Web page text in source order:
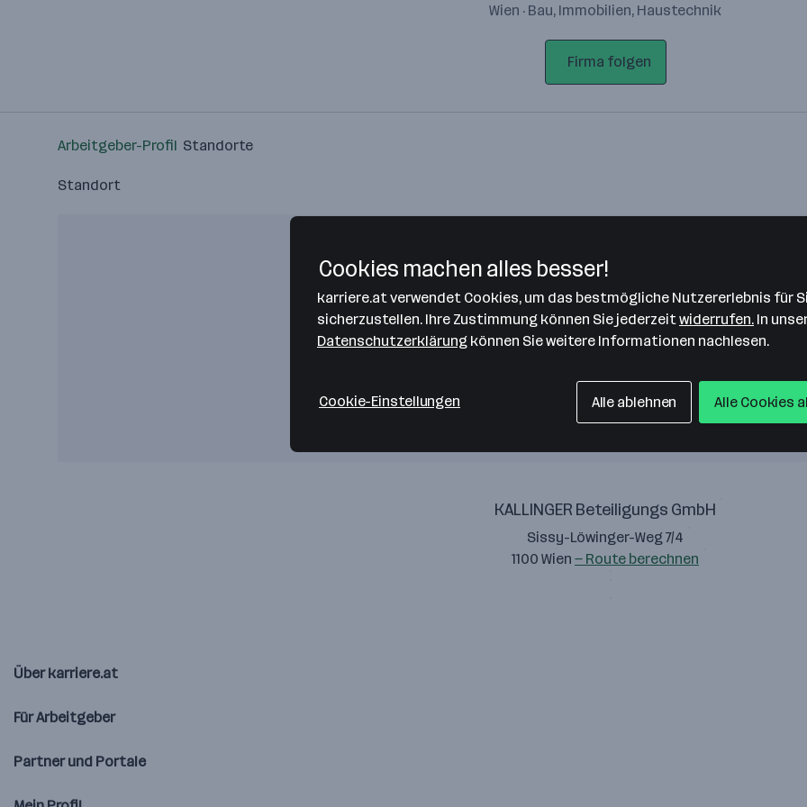
Wien · Bau, Immobilien, Haustechnik
Firma folgen
Arbeitgeber-Profil Standorte
Standort
Bitte stimme unseren Cookie-
Richtlinien zu, um diese Karte
anzuzeigen.
Zustimmung geben
KALLINGER Beteiligungs GmbH
Sissy-Löwinger-Weg 7/4
1100 Wien — Route berechnen
Über karriere.at
Für Arbeitgeber
Partner und Portale
Cookies machen alles besser!
karriere.at verwendet Cookies, um das bestmögliche Nutzererlebnis für
sicherzustellen. Ihre Zustimmung können Sie jederzeit widerrufen. In
Datenschutzerklärung können Sie weitere Informationen nachlesen.
Cookie-Einstellungen Alle ablehnen Alle Cookies